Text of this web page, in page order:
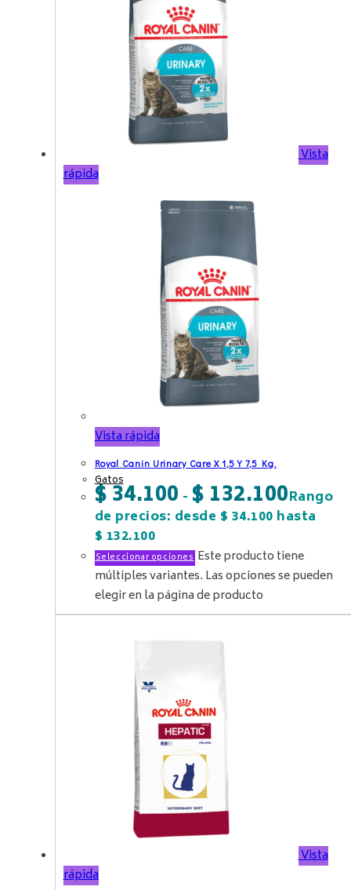
Vista
rápida
Vista rápida
Royal Canin Urinary Care X 1,5 Y 7,5 Kg.
Gatos
$34.100 - $132.100Rango
de precios: desde $ 34.100 hasta
$ 132.100
Seleccionar opciones Este producto tiene
múltiples variantes. Las opciones se pueden
elegir en la página de producto
Vista
rápida